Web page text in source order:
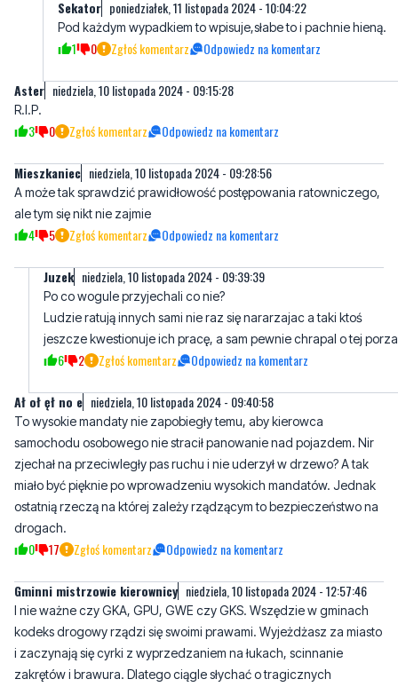
Sekator poniedziałek, 11 listopada 2024 - 10:04:22
Pod każdym wypadkiem to wpisuje,słabe to i pachnie hieną.
1 0 Zgłoś komentarz Odpowiedz na komentarz
Aster niedziela, 10 listopada 2024 - 09:15:28
R.I.P.
3 0 Zgłoś komentarz Odpowiedz na komentarz
Mieszkaniec niedziela, 10 listopada 2024 - 09:28:56
A może tak sprawdzić prawidłowość postępowania ratowniczego,
ale tym się nikt nie zajmie
4 5 Zgłoś komentarz Odpowiedz na komentarz
Juzek niedziela, 10 listopada 2024 - 09:39:39
Po co wogule przyjechali co nie?
Ludzie ratują innych sami nie raz się nararzajac a taki ktoś
jeszcze kwestionuje ich pracę, a sam pewnie chrapal o tej porza
6 2 Zgłoś komentarz Odpowiedz na komentarz
Ał oł ęł no e niedziela, 10 listopada 2024 - 09:40:58
To wysokie mandaty nie zapobiegły temu, aby kierowca
samochodu osobowego nie stracił panowanie nad pojazdem. Nir
zjechał na przeciwległy pas ruchu i nie uderzył w drzewo? A tak
miało być pięknie po wprowadzeniu wysokich mandatów. Jednak
ostatnią rzeczą na której zależy rządzącym to bezpieczeństwo na
drogach.
0 17 Zgłoś komentarz Odpowiedz na komentarz
Gminni mistrzowie kierownicy niedziela, 10 listopada 2024 - 12:57:46
I nie ważne czy GKA, GPU, GWE czy GKS. Wszędzie w gminach
kodeks drogowy rządzi się swoimi prawami. Wyjeżdżasz za miasto
i zaczynają się cyrki z wyprzedzaniem na łukach, scinnanie
zakrętów i brawura. Dlatego ciągle słychać o tragicznych